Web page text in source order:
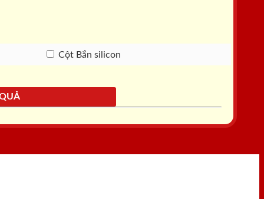
Cột Bắn silicon